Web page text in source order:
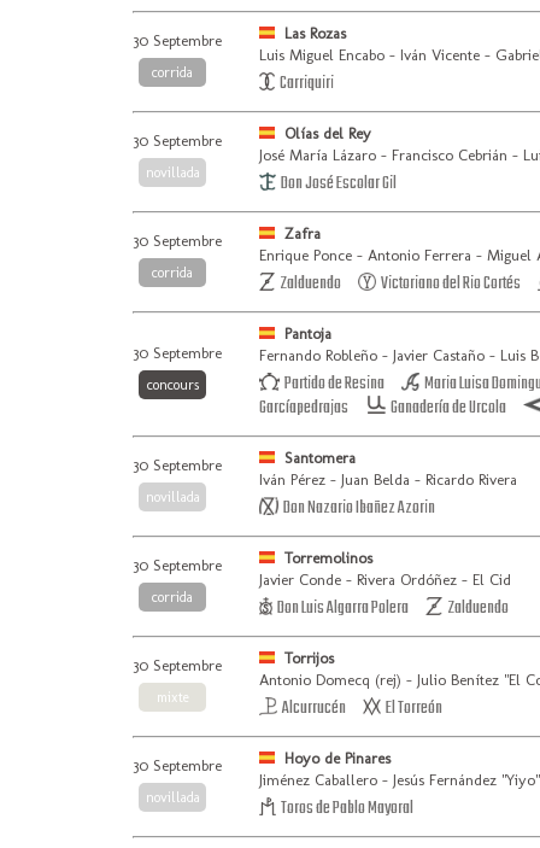
30 Septembre
corrida
Las Rozas
Luis Miguel Encabo - Iván Vicente -
Carriquiri
30 Septembre
novillada
Olías del Rey
José María Lázaro - Francisco Cebrián -
Don José Escolar Gil
30 Septembre
corrida
Zafra
Enrique Ponce - Antonio Ferrera - Miguel
Zalduendo Victoriano del Rio Cortés
30 Septembre
concours
Pantoja
Fernando Robleño - Javier Castaño - Luis
Partido de Resina
Maria Luisa
Garcíapedrajas
Ganadería de Urcola
30 Septembre
novillada
Santomera
Iván Pérez - Juan Belda - Ricardo Rivera
Don Nazario Ibañez Azorin
30 Septembre
corrida
Torremolinos
Javier Conde - Rivera Ordóñez - El Cid
Don Luis Algarra Polera Zalduendo
30 Septembre
mixte
Torrijos
Antonio Domecq (rej) - Julio Benítez "El
Alcurrucén El Torreón
30 Septembre
novillada
Hoyo de Pinares
Jiménez Caballero - Jesús Fernández "Yiyo"
Toros de Pablo Mayoral